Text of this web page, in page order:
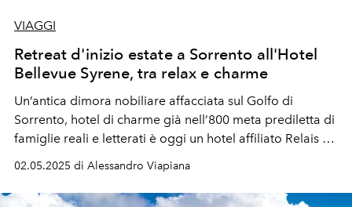
VIAGGI
Retreat d'inizio estate a Sorrento all'Hotel
Bellevue Syrene, tra relax e charme
Un’antica dimora nobiliare affacciata sul Golfo di
Sorrento, hotel di charme già nell’800 meta prediletta di
famiglie reali e letterati è oggi un hotel affiliato Relais &
02.05.2025 di Alessandro Viapiana